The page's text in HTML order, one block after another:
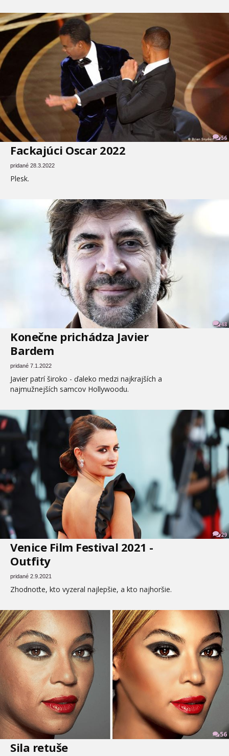
56
Fackajúci Oscar 2022
pridané 28.3.2022
Plesk.
48
Konečne prichádza Javier
Bardem
pridané 7.1.2022
Javier patrí široko - ďaleko medzi najkrajších a
najmužnejších samcov Hollywoodu.
29
Venice Film Festival 2021 -
Outfity
pridané 2.9.2021
Zhodnoťte, kto vyzeral najlepšie, a kto najhoršie.
56
Sila retuše